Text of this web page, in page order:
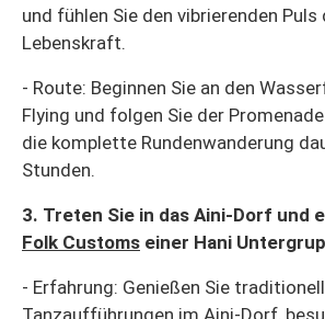
und fühlen Sie den vibrierenden Puls
Lebenskraft.
- Route: Beginnen Sie an den
Flying und folgen Sie der
die komplette Rundenwanderung
Stunden.
3. Treten Sie in das Aini-Dorf und
Folk Customs einer Hani
- Erfahrung: Genießen Sie
Tanzaufführungen im Aini-Dorf,